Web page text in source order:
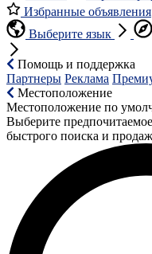
Избранные объявления
Выберите язык
Помощь и поддержка
Партнеры Реклама
Местоположение
Местоположение по
Выберите
быстрого поиска и